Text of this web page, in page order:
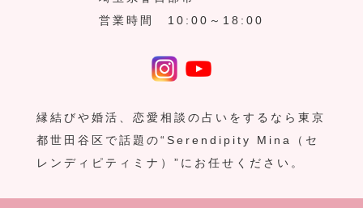
営業時間 10:00～18:00
縁結びや婚活、恋愛相談の占いをするなら東京
都世田谷区で話題の“Serendipity Mina（セ
レンディピティミナ）”にお任せください。